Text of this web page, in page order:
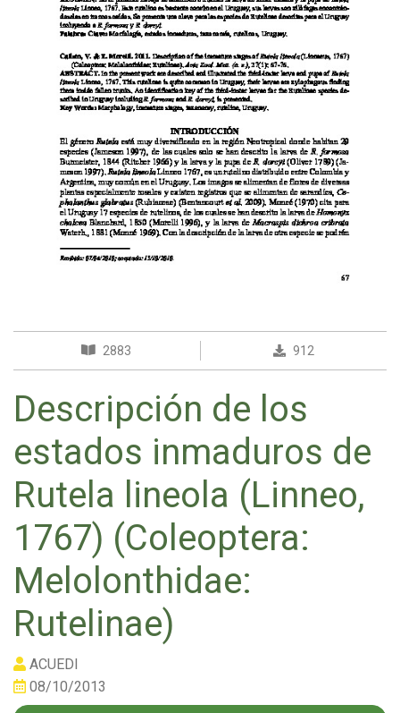
2883 912
Descripción de los
estados inmaduros de
Rutela lineola (Linneo,
1767) (Coleoptera:
Melolonthidae:
Rutelinae)
ACUEDI
08/10/2013